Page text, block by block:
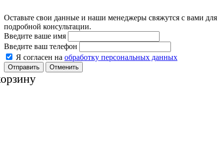
Оставьте свои данные и наши менеджеры свяжутся с вами для
подробной консультации.
Введите ваше имя
Введите ваш телефон
Я согласен на обработку персональных данных
Отменить